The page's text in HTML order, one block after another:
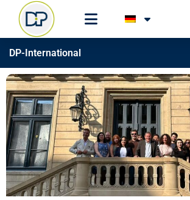
DP-International